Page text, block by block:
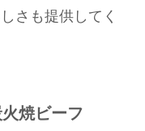
さも提供してく
焼ビーフ